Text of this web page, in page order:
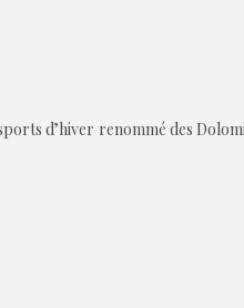
d’hiver renommé des